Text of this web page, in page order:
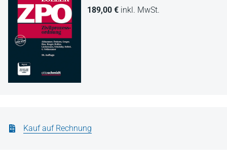
189,00 € inkl. MwSt.
Kauf auf Rechnung